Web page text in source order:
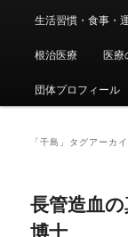
生活習慣・食事・
根治医療 医療
団体プロフィール
「千島 」タグアーカ
長管造血
博士